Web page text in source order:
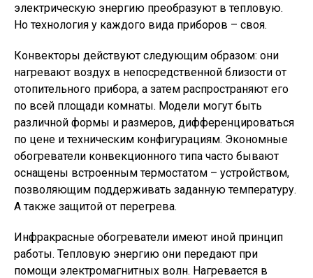
электрическую энергию преобразуют в тепловую.
Но технология у каждого вида приборов – своя.
Конвекторы действуют следующим образом: они
нагревают воздух в непосредственной близости от
отопительного прибора, а затем распространяют его
по всей площади комнаты. Модели могут быть
различной формы и размеров, дифференцироваться
по цене и техническим конфигурациям. Экономные
обогреватели конвекционного типа часто бывают
оснащены встроенным термостатом – устройством,
позволяющим поддерживать заданную температуру.
А также защитой от перегрева.
Инфракрасные обогреватели имеют иной принцип
работы. Тепловую энергию они передают при
помощи электромагнитных волн. Нагревается в